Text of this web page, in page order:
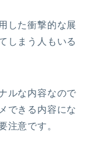
した衝撃的な展
しまう人もいる
ルな内容なので
できる内容にな
注意です。